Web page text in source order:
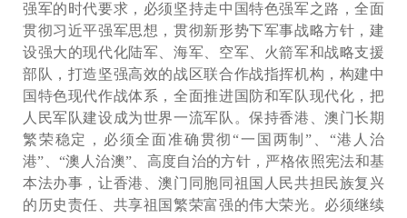
强军的时代要求，必须坚持走中国特色强军之路，全面
贯彻习近平强军思想，贯彻新形势下军事战略方针，建
设强大的现代化陆军、海军、空军、火箭军和战略支援
部队，打造坚强高效的战区联合作战指挥机构，构建中
国特色现代作战体系，全面推进国防和军队现代化，把
人民军队建设成为世界一流军队。保持香港、澳门长期
繁荣稳定，必须全面准确贯彻“一国两制”、“港人治
港”、“澳人治澳”、高度自治的方针，严格依照宪法和基
本法办事，让香港、澳门同胞同祖国人民共担民族复兴
的历史责任、共享祖国繁荣富强的伟大荣光。必须继续